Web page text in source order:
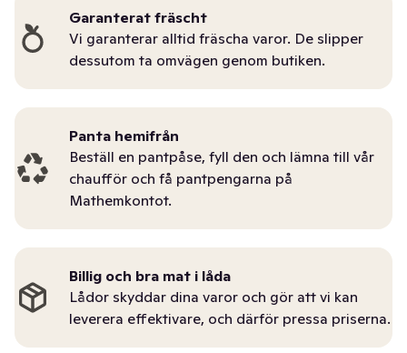
Garanterat fräscht
Vi garanterar alltid fräscha varor. De slipper
dessutom ta omvägen genom butiken.
Panta hemifrån
Beställ en pantpåse, fyll den och lämna till vår
chaufför och få pantpengarna på
Mathemkontot.
Billig och bra mat i låda
Lådor skyddar dina varor och gör att vi kan
leverera effektivare, och därför pressa priserna.